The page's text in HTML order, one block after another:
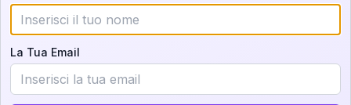
Cosa scoprirete nella vostra
interpretazione:
💕 Come rafforzare la vostra unione
La Tua Email